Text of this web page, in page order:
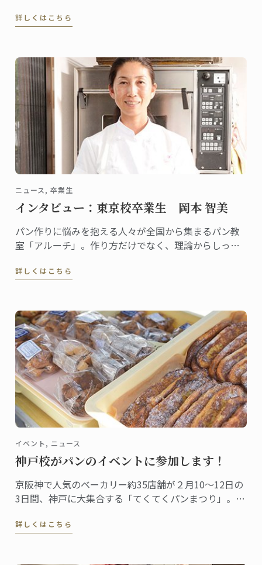
子講座、パン講座を配信してきましたが、この度、第
配信がスタートしました。
詳しくはこちら
ニュース, 卒業生
インタビュー：東京校卒業生 岡本 智美
パン作りに悩みを抱える人々が全国から集まるパン教
室「アルーチ」。作り方だけでなく、理論からしっか
ッスンはいつも満席です。「アルーチ」を主宰する岡
詳しくはこちら
イベント, ニュース
神戸校がパンのイベントに参加します！
京阪神で人気のベーカリー約35店舗が２月10～12日の
3日間、神戸に大集合する「てくてくパンまつり」。今
す。
詳しくはこちら